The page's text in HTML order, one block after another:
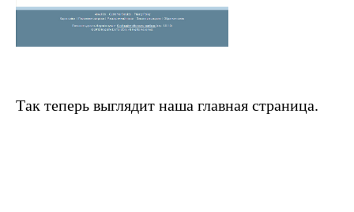
Так теперь выглядит наша главная страница.